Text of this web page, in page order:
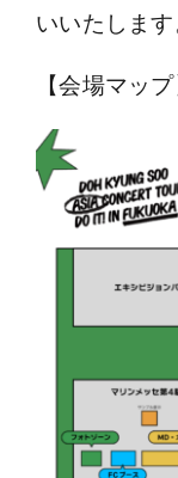
いいたします
【会場マップ